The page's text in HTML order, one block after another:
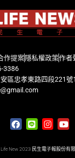
作提案隱私權政策作者
3386
區忠孝東路四段221號
New 2023 民生電子報股份有